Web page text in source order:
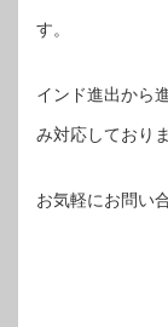
す。
インド進出から
み対応しておりま
お気軽にお問い